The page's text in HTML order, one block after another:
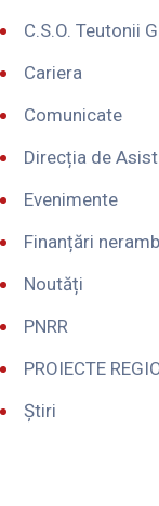
C.S.O. Teutonii
Cariera
Comunicate
Direcția de
Evenimente
Finanțări
Noutăți
PNRR
PROIECTE
Știri